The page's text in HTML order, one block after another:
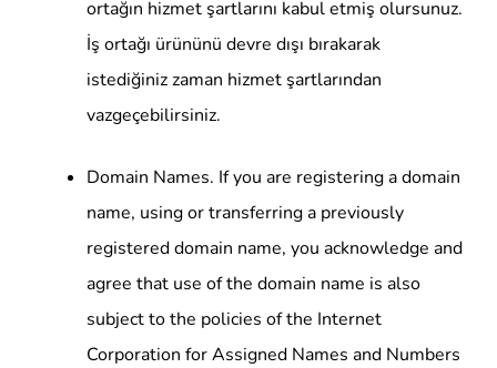
ortağın hizmet şartlarını kabul etmiş olursunuz.
İş ortağı ürününü devre dışı bırakarak
istediğiniz zaman hizmet şartlarından
vazgeçebilirsiniz.
Domain Names. If you are registering a domain
name, using or transferring a previously
registered domain name, you acknowledge and
agree that use of the domain name is also
subject to the policies of the Internet
Corporation for Assigned Names and Numbers